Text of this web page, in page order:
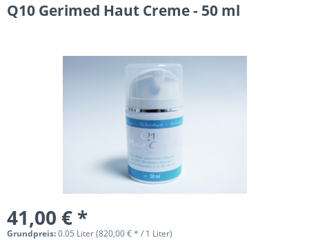
Q10 Gerimed Haut Creme - 50 ml
41,00 € *
Grundpreis:0.05 Liter (820,00 € * / 1 Liter)